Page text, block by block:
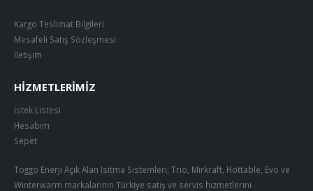
Kargo Teslimat Bilgileri
Mesafeli Satış Sözleşmesi
İletişim
HIZMETLERIMIZ
İstek Listesi
Hesabım
Sepet
Toggo Enerji Açık Alan Isıtma Sistemleri; Trio, Mirkraft, Hottable, Evo ve
Winterwarm markalarının Türkiye satış ve servis hizmetlerini